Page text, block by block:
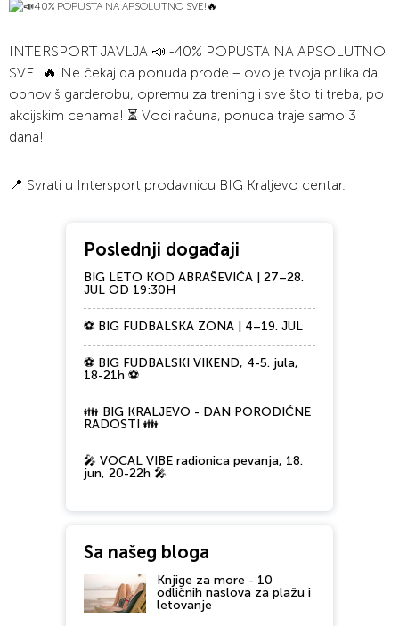
INTERSPORT JAVLJA 📣 -40% POPUSTA NA APSOLUTNO
SVE! 🔥 Ne čekaj da ponuda prođe – ovo je tvoja prilika da
obnoviš garderobu, opremu za trening i sve što ti treba, po
akcijskim cenama! ⏳ Vodi računa, ponuda traje samo 3
dana!
📍 Svrati u Intersport prodavnicu BIG Kraljevo centar.
Poslednji događaji
BIG LETO KOD ABRAŠEVIĆA | 27–28.
JUL OD 19:30H
⚽ BIG FUDBALSKA ZONA | 4–19. JUL
⚽ BIG FUDBALSKI VIKEND, 4-5. jula,
18-21h ⚽
👪 BIG KRALJEVO - DAN PORODIČNE
RADOSTI 👪
🎤 VOCAL VIBE radionica pevanja, 18.
jun, 20-22h 🎤
Sa našeg bloga
Knjige za more - 10
odličnih naslova za plažu i
letovanje